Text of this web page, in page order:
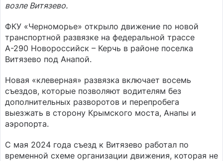
возле Витязево.
ФКУ «Черноморье» открыло движение по новой
транспортной развязке на федеральной трассе
А-290 Новороссийск – Керчь в районе поселка
Витязево под Анапой.
Новая «клеверная» развязка включает восемь
съездов, которые позволяют водителям без
дополнительных разворотов и перепробега
выезжать в сторону Крымского моста, Анапы и
аэропорта.
С мая 2024 года съезд к Витязево работал по
временной схеме организации движения, которая не